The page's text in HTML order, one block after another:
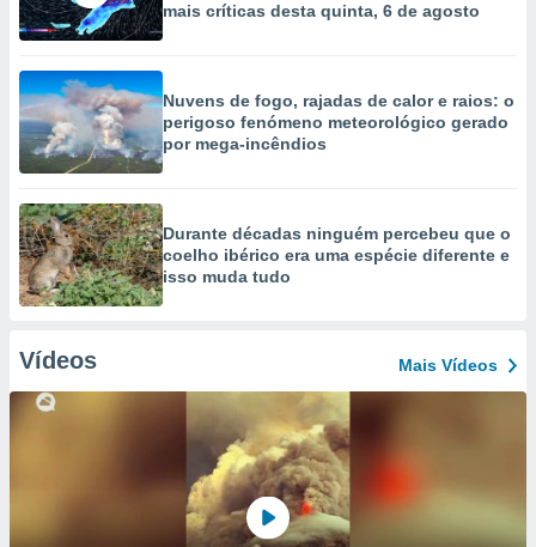
mais críticas desta quinta, 6 de agosto
Nuvens de fogo, rajadas de calor e raios: o
perigoso fenómeno meteorológico gerado
por mega-incêndios
Durante décadas ninguém percebeu que o
coelho ibérico era uma espécie diferente e
isso muda tudo
Vídeos Mais Vídeos